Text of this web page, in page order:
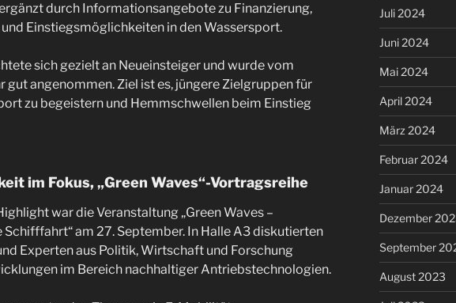
durch Informationsangebote zu Finanzierung,
Einstiegsmöglichkeiten in den Wassersport.
sich gezielt an Neueinsteiger und wurde vom
gut angenommen. Ziel ist es, jüngere Zielgruppen für
zu begeistern und Hemmschwellen beim Einstieg
im Fokus, „Green Waves“-Vortragsreihe
war die Veranstaltung „Green Waves –
am 27. September. In Halle A3 diskutierten
Experten aus Politik, Wirtschaft und Forschung
im Bereich nachhaltiger Antriebstechnologien.
Juli 2024
Juni 2024
Mai 2024
April 2024
März 2024
Februar 2024
Januar 2024
Dezember
September
August 2023